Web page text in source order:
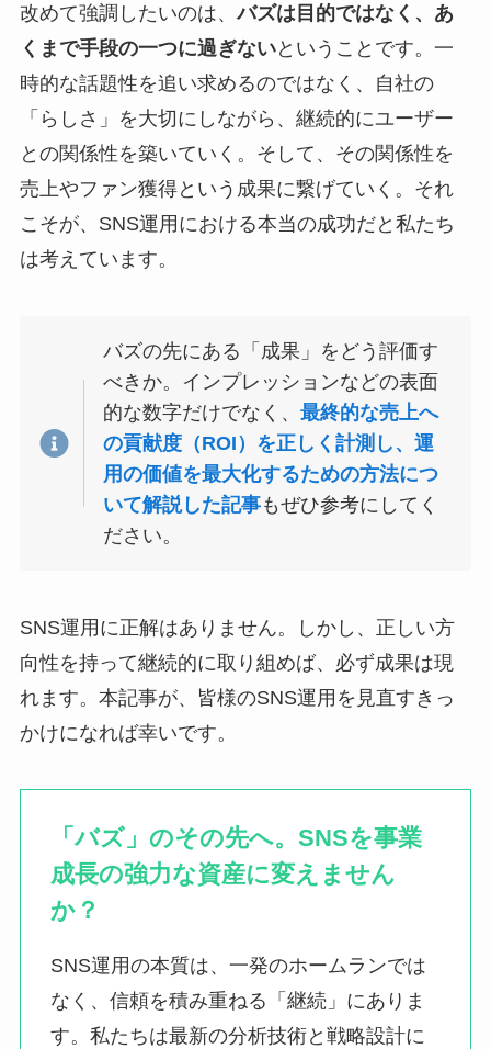
改めて強調したいのは、バズは目的ではなく、あ
くまで手段の一つに過ぎないということです。一
時的な話題性を追い求めるのではなく、自社の
「らしさ」を大切にしながら、継続的にユーザー
との関係性を築いていく。そして、その関係性を
売上やファン獲得という成果に繋げていく。それ
こそが、SNS運用における本当の成功だと私たち
は考えています。
バズの先にある「成果」をどう評価す
べきか。インプレッションなどの表面
的な数字だけでなく、最終的な売上へ
の貢献度（ROI）を正しく計測し、運
用の価値を最大化するための方法につ
いて解説した記事もぜひ参考にしてく
ださい。
SNS運用に正解はありません。しかし、正しい方
向性を持って継続的に取り組めば、必ず成果は現
れます。本記事が、皆様のSNS運用を見直すきっ
かけになれば幸いです。
「バズ」のその先へ。SNSを事業
成長の強力な資産に変えません
か？
SNS運用の本質は、一発のホームランでは
なく、信頼を積み重ねる「継続」にありま
す。私たちは最新の分析技術と戦略設計に